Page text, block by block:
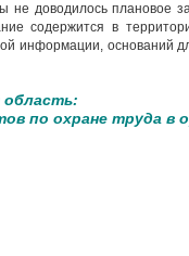
не доводилось плановое
содержится в
информации, оснований
область:
по охране труда в